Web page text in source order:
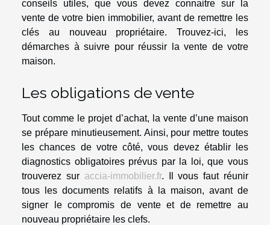
conseils utiles, que vous devez connaitre sur la
vente de votre bien immobilier, avant de remettre les
clés au nouveau propriétaire. Trouvez-ici, les
démarches à suivre pour réussir la vente de votre
maison.
Les obligations de vente
Tout comme le projet d’achat, la vente d’une maison
se prépare minutieusement. Ainsi, pour mettre toutes
les chances de votre côté, vous devez établir les
diagnostics obligatoires prévus par la loi, que vous
trouverez sur accia-immobilier.fr. Il vous faut réunir
tous les documents relatifs à la maison, avant de
signer le compromis de vente et de remettre au
nouveau propriétaire les clefs.